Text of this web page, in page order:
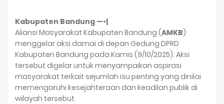
Kabupaten Bandung —•|
Aliansi Masyarakat Kabupaten Bandung (AMKB)
menggelar aksi damai di depan Gedung DPRD
Kabupaten Bandung pada Kamis (9/10/2025). Aksi
tersebut digelar untuk menyampaikan aspirasi
masyarakat terkait sejumlah isu penting yang dinilai
memengaruhi kesejahteraan dan keadilan publik di
wilayah tersebut.